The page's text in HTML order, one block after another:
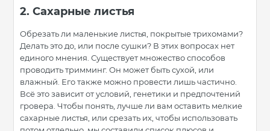
2. Сахарные листья
Обрезать ли маленькие листья, покрытые трихомами?
Делать это до, или после сушки? В этих вопросах нет
единого мнения. Существует множество способов
проводить тримминг. Он может быть сухой, или
влажный. Его также можно провести лишь частично.
Всё это зависит от условий, генетики и предпочтений
гровера. Чтобы понять, лучше ли вам оставить мелкие
сахарные листья, или срезать их, чтобы использовать